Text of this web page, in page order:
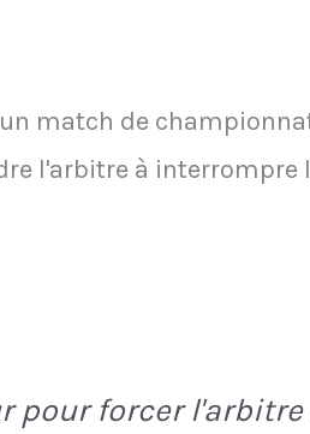
match de
l'arbitre à interrompre
pour forcer l'arbitre